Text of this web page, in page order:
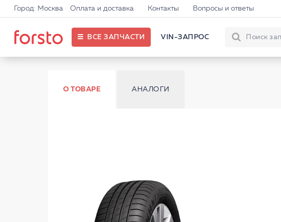
Город: Москва Оплата и доставка Контакты Вопросы и ответы
ВСЕ ЗАПЧАСТИ VIN-ЗАПРОС
О ТОВАРЕ АНАЛОГИ